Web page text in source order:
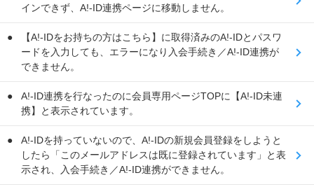
インできず、A!-ID連携ページに移動しません。
【A!-IDをお持ちの方はこちら】に取得済みのA!-IDとパスワ
ードを入力しても、エラーになり入会手続き／A!-ID連携が
できません。
A!-ID連携を行なったのに会員専用ページTOPに【A!-ID未連
携】と表示されています。
A!-IDを持っていないので、A!-IDの新規会員登録をしようと
したら「このメールアドレスは既に登録されています」と表
示され、入会手続き／A!-ID連携ができません。